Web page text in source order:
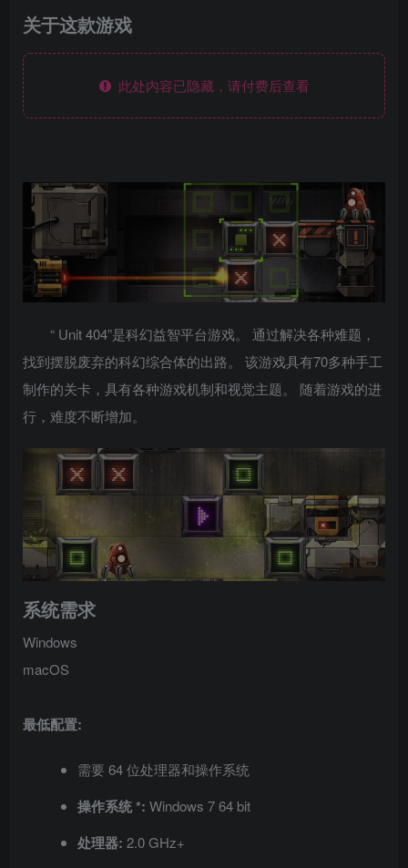
关于这款游戏
此处内容已隐藏，请付费后查看
“ Unit 404”是科幻益智平台游戏。 通过解决各种难题，
找到摆脱废弃的科幻综合体的出路。 该游戏具有70多种手工
制作的关卡，具有各种游戏机制和视觉主题。 随着游戏的进
行，难度不断增加。
系统需求
Windows
macOS
最低配置:
需要 64 位处理器和操作系统
操作系统 *: Windows 7 64 bit
处理器: 2.0 GHz+